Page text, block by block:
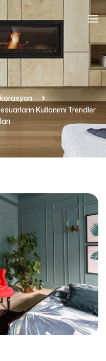
Kullanımı Trendler